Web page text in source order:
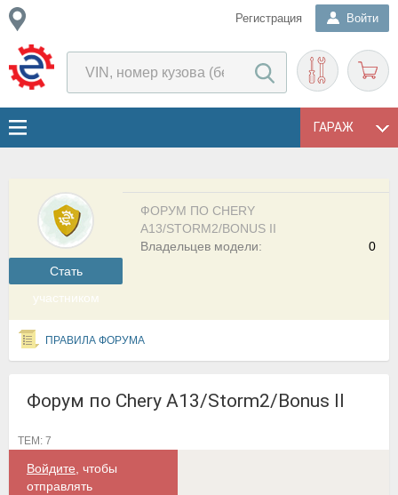
Регистрация Войти
ГАРАЖ
Cтать
участником
ФОРУМ ПО CHERY
A13/STORM2/BONUS II
0
Владельцев модели:
ПРАВИЛА ФОРУМА
Форум по Chery A13/Storm2/Bonus II
ТЕМ: 7
Войдите , чтобы
отправлять